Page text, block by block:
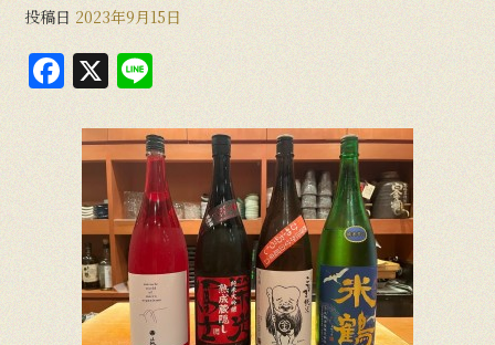
投稿日 2023年9月15日
F
a
c
e
b
o
o
k
X
e